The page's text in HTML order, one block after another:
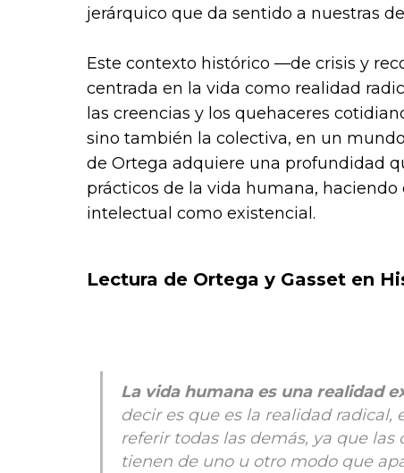
jerárquico que da sentido a nuestras
Este contexto histórico —de crisis y
centrada en la vida como realidad
las creencias y los quehaceres
sino también la colectiva, en un
de Ortega adquiere una profundidad
prácticos de la vida humana,
intelectual como existencial.
Lectura de Ortega y Gasset en
La vida humana es una realidad
decir es que es la realidad
referir todas las demás, ya que
tienen de uno u otro modo que